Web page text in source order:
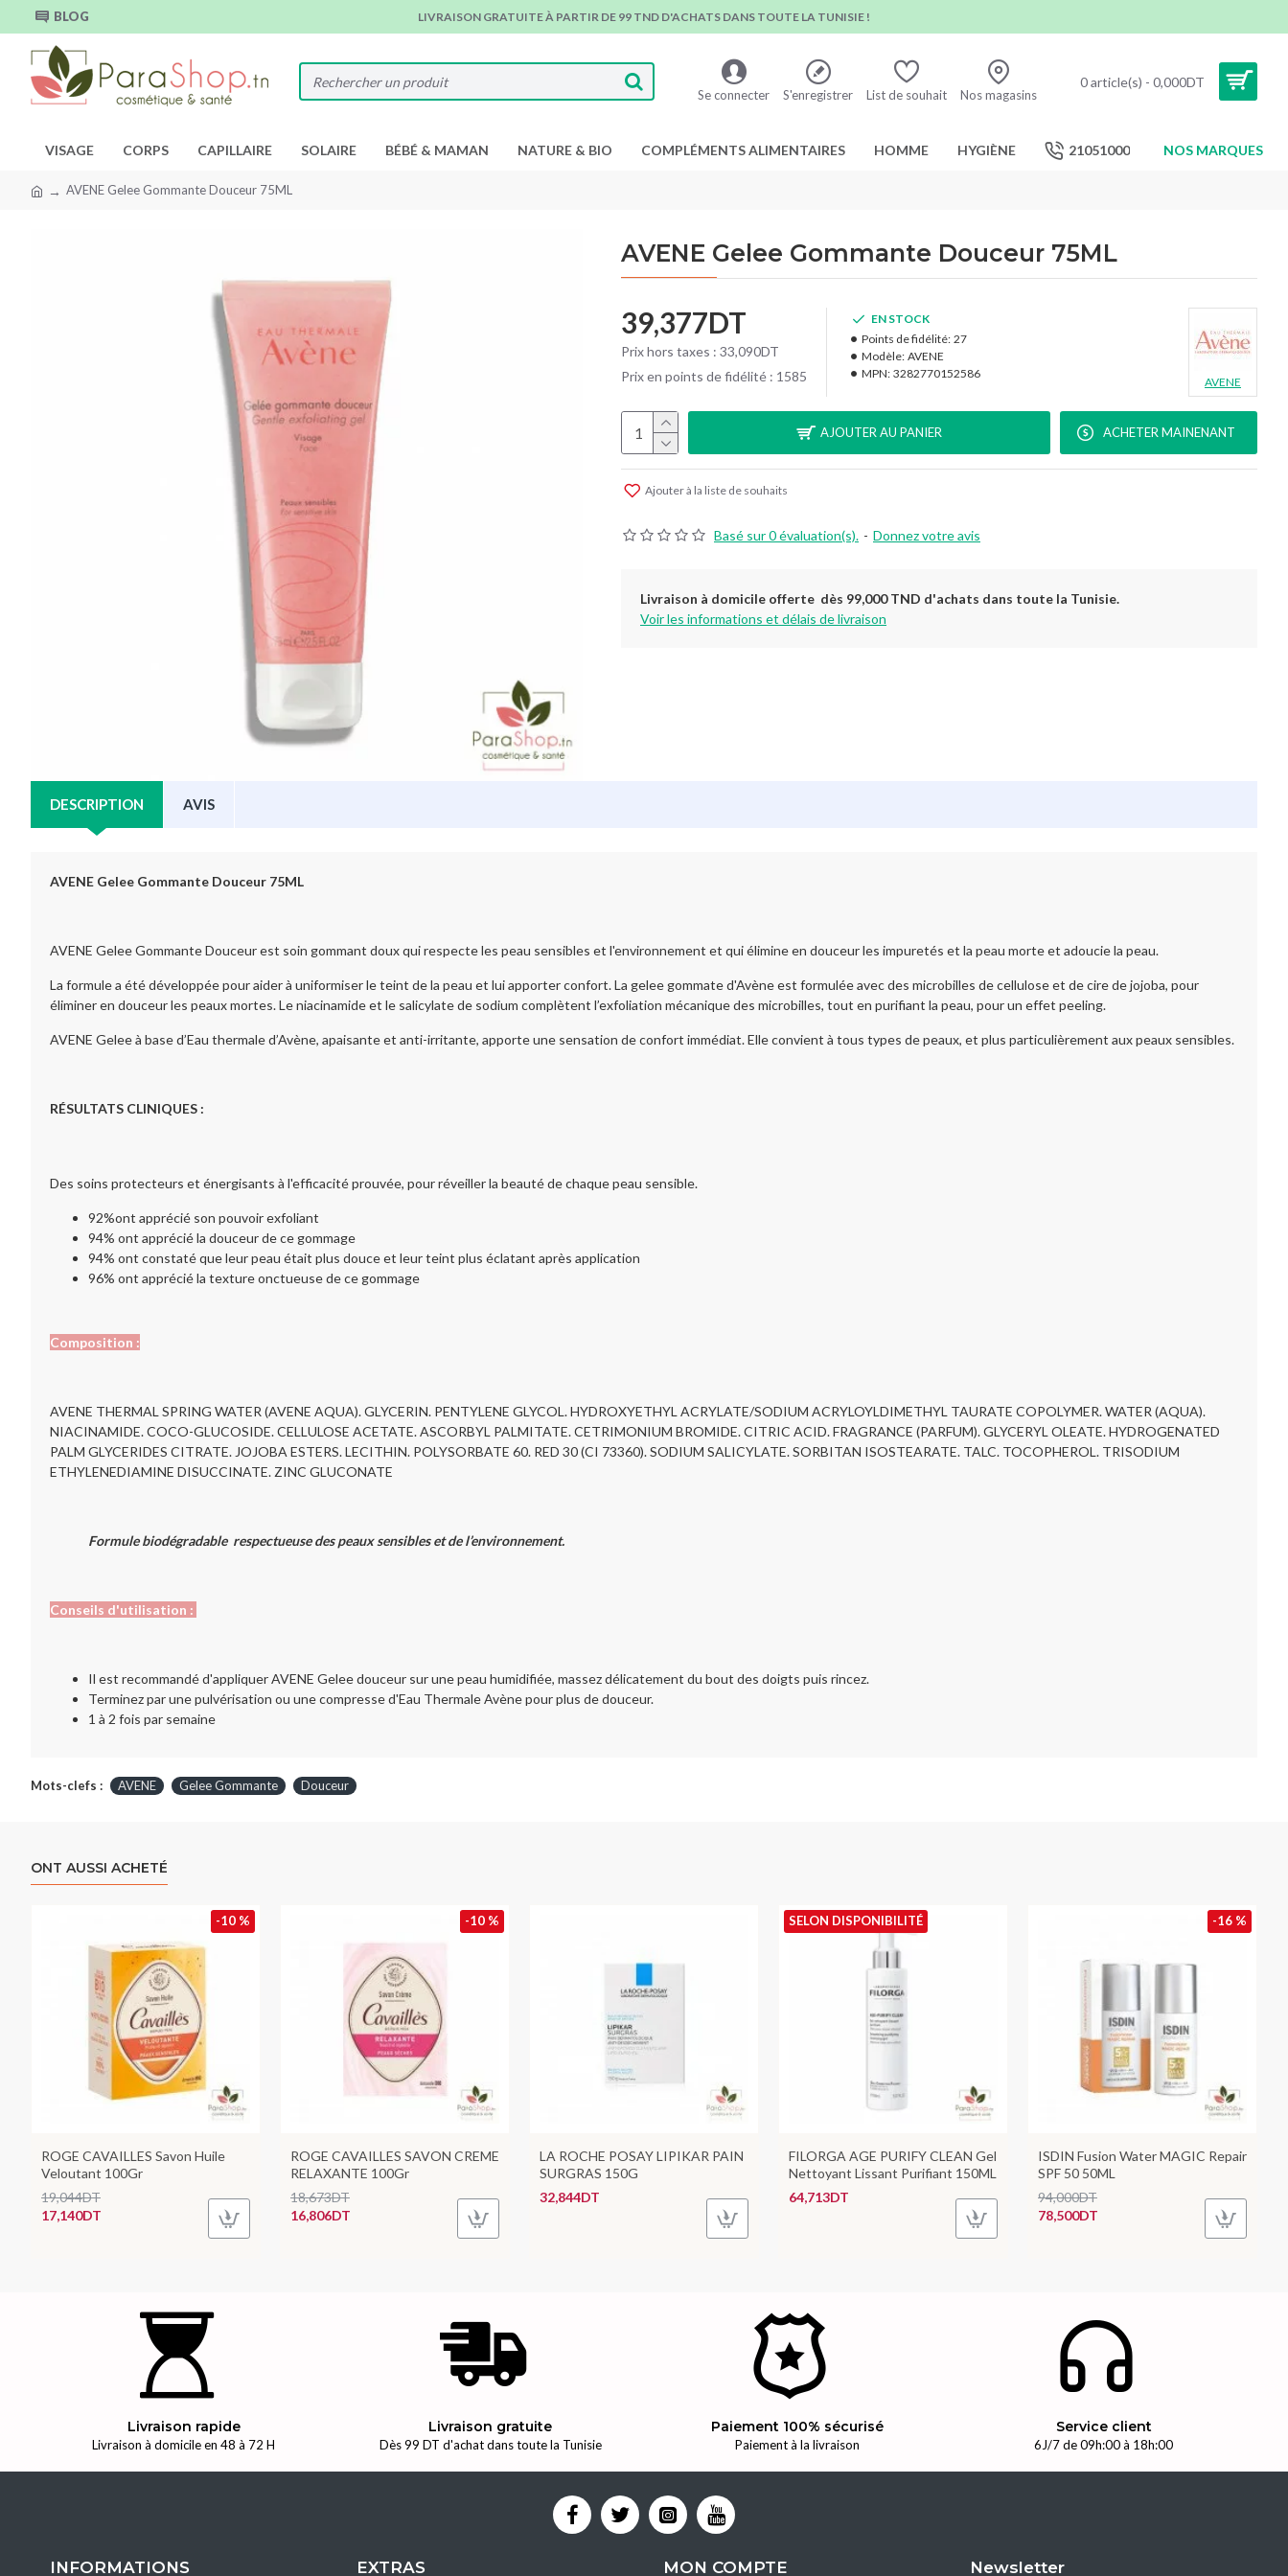
BLOG LIVRAISON GRATUITE À PARTIR DE 99 TND D'ACHATS DANS TOUTE LA TUNISIE !
Se connecter S'enregistrer List de souhait Nos magasins
0 article(s) - 0,000DT
VISAGE CORPS CAPILLAIRE SOLAIRE BÉBÉ & MAMAN NATURE & BIO COMPLÉMENTS ALIMENTAIRES HOMME HYGIÈNE 21051000 NOS MARQUES
AVENE Gelee Gommante Douceur 75ML
AVENE Gelee Gommante Douceur 75ML
Basé sur 0 évaluation(s). - Donnez votre avis
39,377DT
Prix hors taxes : 33,090DT
Prix en points de fidélité : 1585
EN STOCK
Points de fidélité: 27
Modèle: AVENE
MPN: 3282770152586
AVENE
AJOUTER AU PANIER ACHETER MAINENANT
Ajouter à la liste de souhaits
Livraison à domicile offerte dès 99,000 TND d'achats dans toute la Tunisie.
Voir les informations et délais de livraison
DESCRIPTION AVIS
AVENE Gelee Gommante Douceur 75ML
AVENE Gelee Gommante Douceur est soin gommant doux qui respecte les peau sensibles et l'environnement et qui élimine en douceur les impuretés et la peau morte et adoucie la peau.
La formule a été développée pour aider à uniformiser le teint de la peau et lui apporter confort. La gelee gommate d'Avène est formulée avec des microbilles de cellulose et de cire de jojoba, pour
éliminer en douceur les peaux mortes. Le niacinamide et le salicylate de sodium complètent l’exfoliation mécanique des microbilles, tout en purifiant la peau, pour un effet peeling.
AVENE Gelee à base d’Eau thermale d’Avène, apaisante et anti-irritante, apporte une sensation de confort immédiat. Elle convient à tous types de peaux, et plus particulièrement aux peaux sensibles.
RÉSULTATS CLINIQUES :
Des soins protecteurs et énergisants à l'efficacité prouvée, pour réveiller la beauté de chaque peau sensible.
92%ont apprécié son pouvoir exfoliant
94% ont apprécié la douceur de ce gommage
94% ont constaté que leur peau était plus douce et leur teint plus éclatant après application
96% ont apprécié la texture onctueuse de ce gommage
Composition :
AVENE THERMAL SPRING WATER (AVENE AQUA). GLYCERIN. PENTYLENE GLYCOL. HYDROXYETHYL ACRYLATE/SODIUM ACRYLOYLDIMETHYL TAURATE COPOLYMER. WATER (AQUA).
NIACINAMIDE. COCO-GLUCOSIDE. CELLULOSE ACETATE. ASCORBYL PALMITATE. CETRIMONIUM BROMIDE. CITRIC ACID. FRAGRANCE (PARFUM). GLYCERYL OLEATE. HYDROGENATED
PALM GLYCERIDES CITRATE. JOJOBA ESTERS. LECITHIN. POLYSORBATE 60. RED 30 (CI 73360). SODIUM SALICYLATE. SORBITAN ISOSTEARATE. TALC. TOCOPHEROL. TRISODIUM
ETHYLENEDIAMINE DISUCCINATE. ZINC GLUCONATE
Formule biodégradable respectueuse des peaux sensibles et de l’environnement.
Conseils d'utilisation :
Il est recommandé d'appliquer AVENE Gelee douceur sur une peau humidifiée, massez délicatement du bout des doigts puis rincez.
Terminez par une pulvérisation ou une compresse d'Eau Thermale Avène pour plus de douceur.
1 à 2 fois par semaine
Mots-clefs : AVENE Gelee Gommante Douceur
ONT AUSSI ACHETÉ
-10 %
ROGE CAVAILLES Savon Huile
Veloutant 100Gr
17,140DT
19,044DT
-10 %
ROGE CAVAILLES SAVON CREME
RELAXANTE 100Gr
16,806DT
18,673DT
LA ROCHE POSAY LIPIKAR PAIN
SURGRAS 150G
32,844DT
SELON DISPONIBILITÉ
FILORGA AGE PURIFY CLEAN Gel
Nettoyant Lissant Purifiant 150ML
64,713DT
-16 %
ISDIN Fusion Water MAGIC Repair
SPF 50 50ML
78,500DT
94,000DT
Livraison rapide
Livraison à domicile en 48 à 72 H
Livraison gratuite
Dès 99 DT d'achat dans toute la Tunisie
Paiement 100% sécurisé
Paiement à la livraison
Service client
6J/7 de 09h:00 à 18h:00
INFORMATIONS EXTRAS MON COMPTE Newsletter